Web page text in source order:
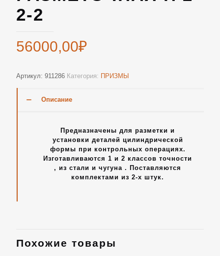
2-2
56000,00₽
Артикул: 911286 Категория: ПРИЗМЫ
Описание
Предназначены для разметки и
установки деталей цилиндрической
формы при контрольных операциях.
Изготавливаются 1 и 2 классов точности
, из стали и чугуна . Поставляются
комплектами из 2-х штук.
Похожие товары